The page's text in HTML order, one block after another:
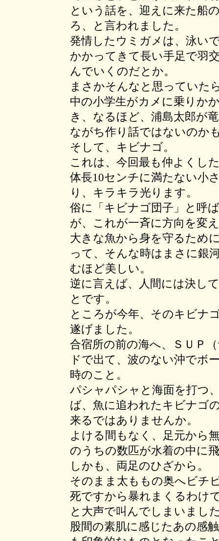
という話を、迎えに来た船
ろ、と言われました。
発情したウミガメは、泳い
かかってきて長い手足で羽
んでいくのだとか。
まさかそんなと思っていた
中の小学生がカメに乗りか
き、なるほど、浦島太郎が
ながち作り話ではないのか
そして、キビナゴ。
これは、今回最も仲よくし
体長10センチに満たない小
り、キラキラ光ります。
俗に「キビナゴ団子」と呼
が、これが一斉に方向を変
大きな魚から身を守るため
って、そんな時はまさに銀
むほど美しい。
逆に言えば、人間には決し
とです。
ところが今年、そのキビナ
遂げました。
合宿所の前の海へ、ＳＵＰ
ドで出て、波のない沖でボ
時のこと。
パシャパシャと海面を打つ
ば、魚に追われたキビナゴ
来るではありませんか。
よける間もなく、足元から
のうちの数匹が水着の中に
しかも、両足のひざから。
そのまま太ももの奥へビチ
死ですから暴れまくるわけ
と大声で叫んでしまいまし
股間の素肌に感じたあの感